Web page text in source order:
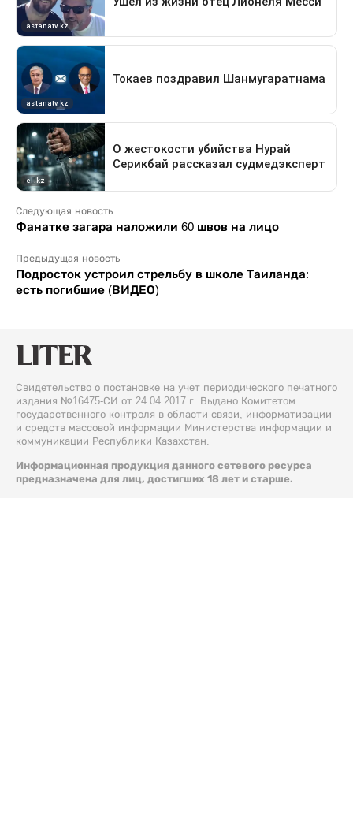
Следующая новость
Фанатке загара наложили 60 швов на лицо
Предыдущая новость
Подросток устроил стрельбу в школе Таиланда:
есть погибшие (ВИДЕО)
Свидетельство о постановке на учет периодического печатного
издания №16475-СИ от 24.04.2017 г. Выдано Комитетом
государственного контроля в области связи, информатизации
и средств массовой информации Министерства информации и
коммуникации Республики Казахстан.
Информационная продукция данного сетевого ресурса
предназначена для лиц, достигших 18 лет и старше.